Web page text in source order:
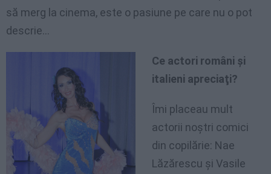
să merg la cinema, este o pasiune pe care nu o pot
descrie…
Ce actori români şi
italieni apreciaţi?
Îmi placeau mult
actorii noştri comici
din copilărie: Nae
Lăzărescu şi Vasile